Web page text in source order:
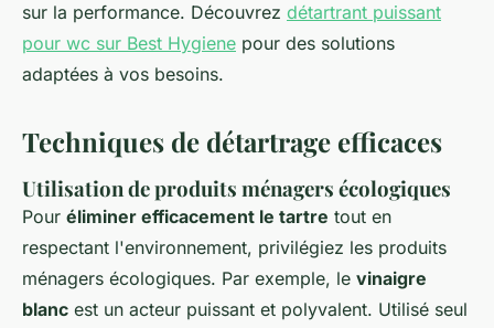
sur la performance. Découvrez détartrant puissant
pour wc sur Best Hygiene pour des solutions
adaptées à vos besoins.
Techniques de détartrage efficaces
Utilisation de produits ménagers écologiques
Pour éliminer efficacement le tartre tout en
respectant l'environnement, privilégiez les produits
ménagers écologiques. Par exemple, le vinaigre
blanc est un acteur puissant et polyvalent. Utilisé seul